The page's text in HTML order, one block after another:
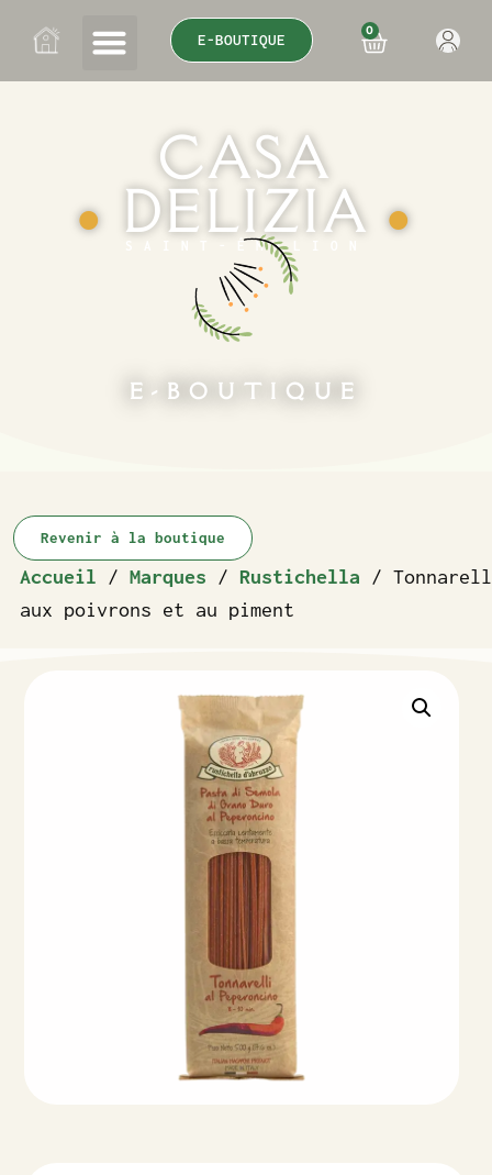
E-BOUTIQUE
0
CASA
● DELIZIA ●
SAINT-ÉMILION
E-BOUTIQUE
Revenir à la boutique
Accueil / Marques / Rustichella /
aux poivrons et au piment